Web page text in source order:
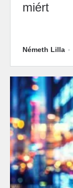
miért
Németh Lilla